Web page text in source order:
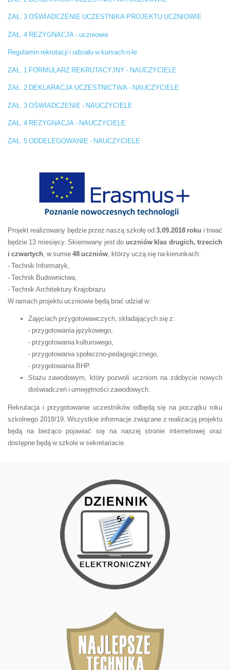
ZAŁ. 3 OŚWIADCZENIE UCZESTNIKA PROJEKTU UCZNIOWIE
ZAŁ. 4 REZYGNACJA - uczniowie
Regulamin rekrutacji i udziału w kursach n-le
ZAŁ. 1 FORMULARZ REKRUTACYJNY - NAUCZYCIELE
ZAŁ. 2 DEKLARACJA UCZESTNICTWA - NAUCZYCIELE
ZAŁ. 3 OŚWIADCZENIE - NAUCZYCIELE
ZAŁ. 4 REZYGNACJA - NAUCZYCIELE
ZAŁ. 5 ODDELEGOWANIE - NAUCZYCIELE
Projekt realizowany będzie przez naszą szkołę od 3.09.2018 roku i trwać
będzie 13 miesięcy. Skierowany jest do uczniów klas drugich, trzecich
i czwartych , w sumie 48 uczniów , którzy uczą się na kierunkach:
- Technik Informatyk,
- Technik Budownictwa,
- Technik Architektury Krajobrazu.
W ramach projektu uczniowie będą brać udział w:
Zajęciach przygotowawczych, składających się z:
- przygotowania językowego,
- przygotowania kulturowego,
- przygotowania społeczno-pedagogicznego,
- przygotowania BHP.
Stażu zawodowym, który pozwoli uczniom na zdobycie nowych
doświadczeń i umiejętności zawodowych.
Rekrutacja i przygotowanie uczestników odbędą się na początku roku
szkolnego 2018/19. Wszystkie informacje związane z realizacją projektu
będą na bieżąco pojawiać się na naszej stronie internetowej oraz
dostępne będą w szkole w sekretariacie.